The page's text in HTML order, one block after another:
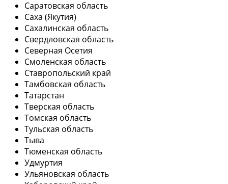
Саратовская область
Саха (Якутия)
Сахалинская область
Свердловская область
Северная Осетия
Смоленская область
Ставропольский край
Тамбовская область
Татарстан
Тверская область
Томская область
Тульская область
Тыва
Тюменская область
Удмуртия
Ульяновская область